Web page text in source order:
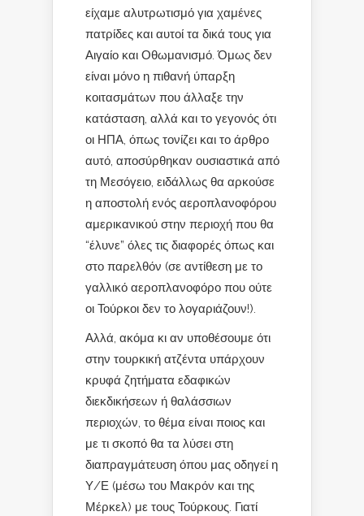
είχαμε αλυτρωτισμό για χαμένες
πατρίδες και αυτοί τα δικά τους για
Αιγαίο και Οθωμανισμό. Όμως δεν
είναι μόνο η πιθανή ύπαρξη
κοιτασμάτων που άλλαξε την
κατάσταση, αλλά και το γεγονός ότι
οι ΗΠΑ, όπως τονίζει και το άρθρο
αυτό, αποσύρθηκαν ουσιαστικά από
τη Μεσόγειο, ειδάλλως θα αρκούσε
η αποστολή ενός αεροπλανοφόρου
αμερικανικού στην περιοχή που θα
“έλυνε” όλες τις διαφορές όπως και
στο παρελθόν (σε αντίθεση με το
γαλλικό αεροπλανοφόρο που ούτε
οι Τούρκοι δεν το λογαριάζουν!).
Αλλά, ακόμα κι αν υποθέσουμε ότι
στην τουρκική ατζέντα υπάρχουν
κρυφά ζητήματα εδαφικών
διεκδικήσεων ή θαλάσσιων
περιοχών, το θέμα είναι ποιος και
με τι σκοπό θα τα λύσει στη
διαπραγμάτευση όπου μας οδηγεί η
Υ/Ε (μέσω του Μακρόν και της
Μέρκελ) με τους Τούρκους. Γιατί